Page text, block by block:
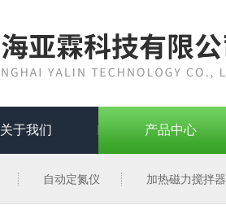
关于我们 产品中心
自动定氮仪 加热磁力搅拌器